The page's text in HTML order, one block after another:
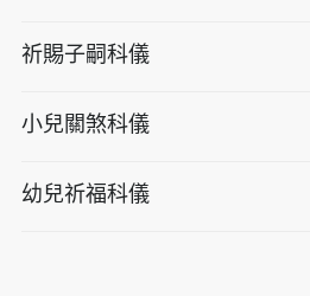
祈賜子嗣科儀
小兒關煞科儀
幼兒祈福科儀